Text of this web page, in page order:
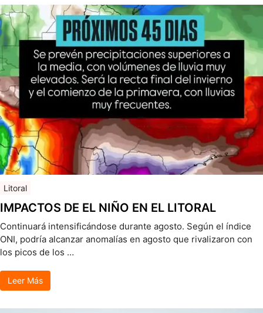
Litoral
IMPACTOS DE EL NIÑO EN EL LITORAL
Continuará intensificándose durante agosto. Según el índice
ONI, podría alcanzar anomalías en agosto que rivalizaron con
los picos de los …
Leer Más